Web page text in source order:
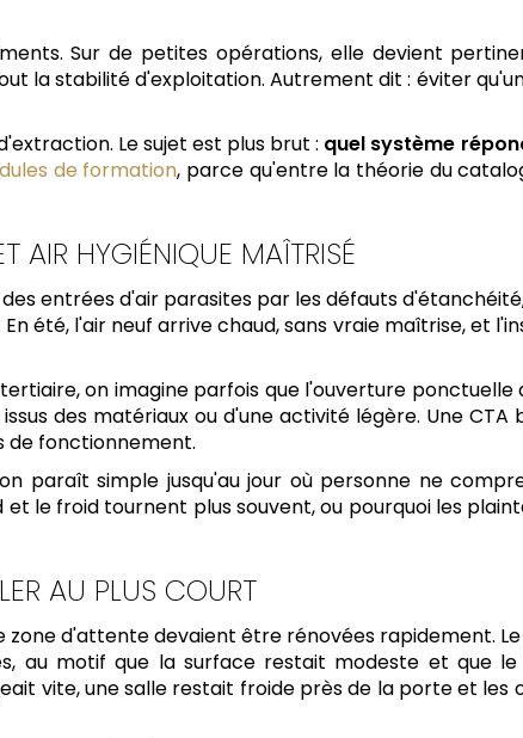
Sur de petites opérations, elle devient
la stabilité d'exploitation. Autrement dit : éviter
Le sujet est plus brut : quel système
de formation, parce qu'entre la théorie du
AIR HYGIÉNIQUE MAÎTRISÉ
entrées d'air parasites par les défauts
été, l'air neuf arrive chaud, sans vraie maîtrise, et
on imagine parfois que l'ouverture ponctuelle
des matériaux ou d'une activité légère. Une CTA
de fonctionnement.
paraît simple jusqu'au jour où personne ne
le froid tournent plus souvent, ou pourquoi les
AU PLUS COURT
zone d'attente devaient être rénovées rapidement.
au motif que la surface restait modeste et que
vite, une salle restait froide près de la porte et les